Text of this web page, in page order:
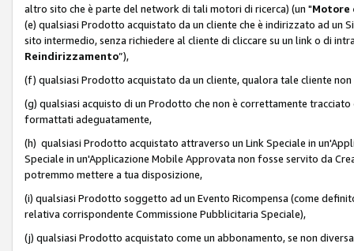
altro sito che è parte del network di tali motori di ricerca) (un "Motore
(e) qualsiasi Prodotto acquistato da un cliente che è indirizzato ad un
sito intermedio, senza richiedere al cliente di cliccare su un link o di
Reindirizzamento”),
(f) qualsiasi Prodotto acquistato da un cliente, qualora tale cliente
(g) qualsiasi acquisto di un Prodotto che non è correttamente
formattati adeguatamente,
(h) qualsiasi Prodotto acquistato attraverso un Link Speciale in
Speciale in un'Applicazione Mobile Approvata non fosse servito da
potremmo mettere a tua disposizione,
(i) qualsiasi Prodotto soggetto ad un Evento Ricompensa (come
relativa corrispondente Commissione Pubblicitaria Speciale),
(j) qualsiasi Prodotto acquistato come un abbonamento, se non